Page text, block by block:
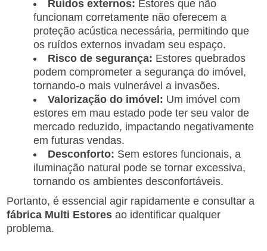
Ruídos externos: Estores que não
funcionam corretamente não oferecem a
proteção acústica necessária, permitindo que
os ruídos externos invadam seu espaço.
Risco de segurança: Estores quebrados
podem comprometer a segurança do imóvel,
tornando-o mais vulnerável a invasões.
Valorização do imóvel: Um imóvel com
estores em mau estado pode ter seu valor de
mercado reduzido, impactando negativamente
em futuras vendas.
Desconforto: Sem estores funcionais, a
iluminação natural pode se tornar excessiva,
tornando os ambientes desconfortáveis.
Portanto, é essencial agir rapidamente e consultar a
fábrica Multi Estores ao identificar qualquer
problema.